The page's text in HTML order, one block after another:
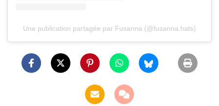
Une publication partagée par Fusanna (@fusanna.hats)